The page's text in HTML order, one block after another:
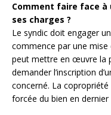
Comment faire face à
ses charges ?
Le syndic doit engager
commence par une mise
peut mettre en œuvre la
demander l’inscription
concerné. La
forcée du bien en dernier